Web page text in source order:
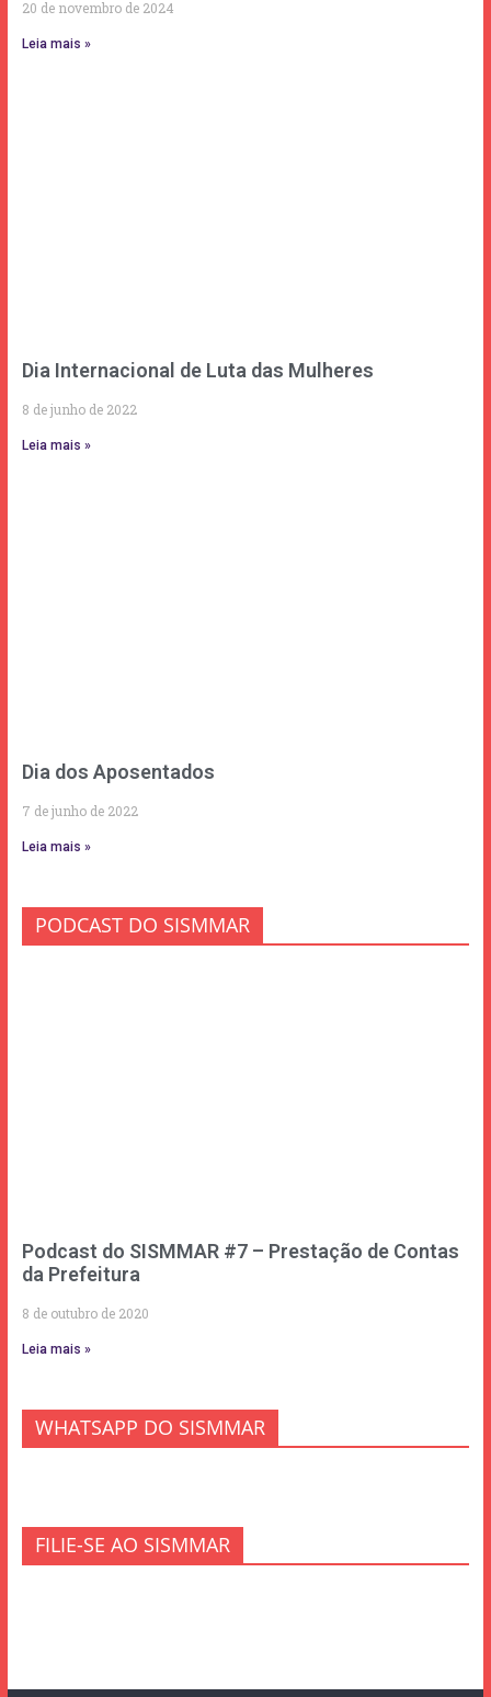
20 de novembro de 2024
Leia mais »
Dia Internacional de Luta das Mulheres
8 de junho de 2022
Leia mais »
Dia dos Aposentados
7 de junho de 2022
Leia mais »
PODCAST DO SISMMAR
Podcast do SISMMAR #7 – Prestação de Contas
da Prefeitura
8 de outubro de 2020
Leia mais »
WHATSAPP DO SISMMAR
FILIE-SE AO SISMMAR